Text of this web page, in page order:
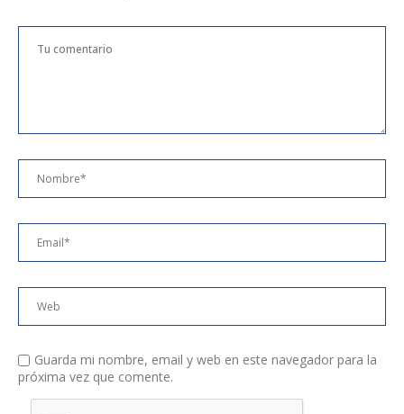
Guarda mi nombre, email y web en este navegador para la
próxima vez que comente.